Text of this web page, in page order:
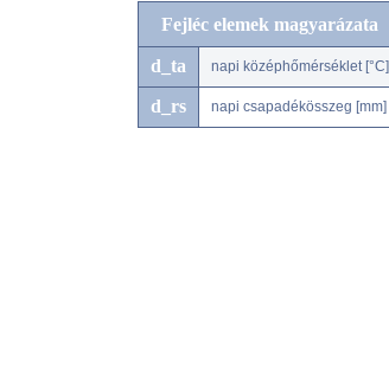
Fejléc elemek magyarázata
d_ta napi középhőmérséklet [°C]
d_rs napi csapadékösszeg [mm]